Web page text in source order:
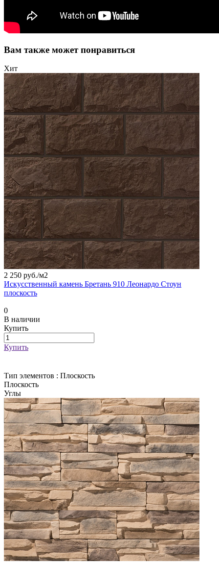
Вам также может понравиться
Хит
2 250 руб./м2
Искусственный камень Бретань 910 Леонардо Стоун
плоскость
0
В наличии
Купить
Купить
Тип элементов : Плоскость
Плоскость
Углы